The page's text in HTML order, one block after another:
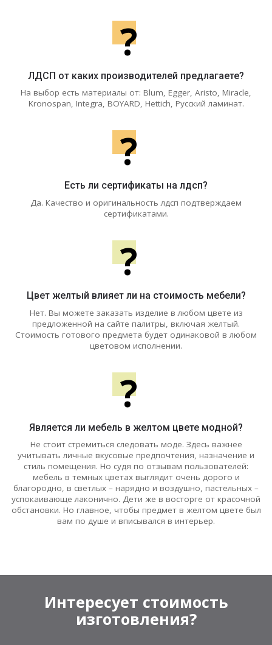
?
ЛДСП от каких производителей предлагаете?
На выбор есть материалы от: Blum, Egger, Aristo, Miracle,
Kronospan, Integra, BOYARD, Hettich, Русский ламинат.
?
Есть ли сертификаты на лдсп?
Да. Качество и оригинальность лдсп подтверждаем
сертификатами.
?
Цвет желтый влияет ли на стоимость мебели?
Нет. Вы можете заказать изделие в любом цвете из
предложенной на сайте палитры, включая желтый.
Стоимость готового предмета будет одинаковой в любом
цветовом исполнении.
?
Является ли мебель в желтом цвете модной?
Не стоит стремиться следовать моде. Здесь важнее
учитывать личные вкусовые предпочтения, назначение и
стиль помещения. Но судя по отзывам пользователей:
мебель в темных цветах выглядит очень дорого и
благородно, в светлых – нарядно и воздушно, пастельных –
успокаивающе лаконично. Дети же в восторге от красочной
обстановки. Но главное, чтобы предмет в желтом цвете был
вам по душе и вписывался в интерьер.
Интересует стоимость
изготовления?